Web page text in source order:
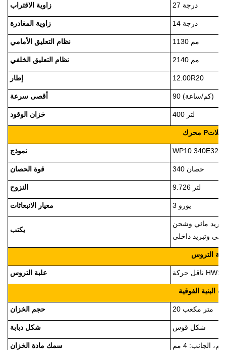
زاوية الاقتراب 27 درجة
زاوية المغادرة 14 درجة
نظام التعليق الأمامي 1130 مم
نظام التعليق الخلفي 2140 مم
إطار 12.00R20
أقصى سرعة 90 (كم/ساعة)
خزان الوقود 400 لتر
P
نموذج WP10.340E32
قوة الحصان 340 حصان
النزوح 9.726 لتر
معيار الانبعاثات يورو 3
يكتب
مائي وشحن
التروس
علبة التروس
البنية الفوقية
حجم الخزان 20 متر مكعب
شكل دبابة شكل قوس
سمك مادة الخزان